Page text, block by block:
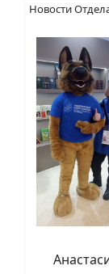
Новости